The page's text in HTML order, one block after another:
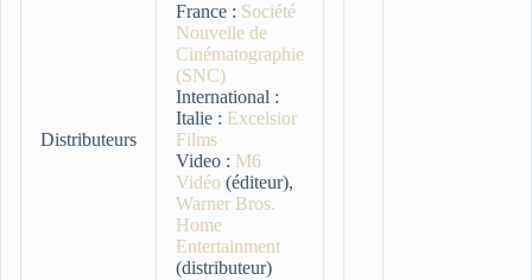
Distributeurs
France : Société
Nouvelle de
Cinématographie
(SNC)
International :
Italie : Excelsior
Films
Video : M6
Vidéo (éditeur),
Warner Bros.
Home
Entertainment
(distributeur)